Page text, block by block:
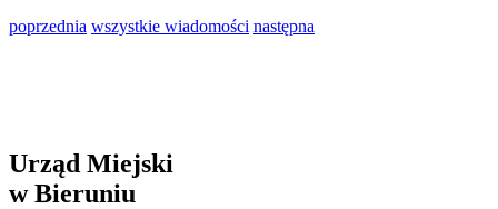
poprzednia wszystkie wiadomości następna
Urząd Miejski
w Bieruniu